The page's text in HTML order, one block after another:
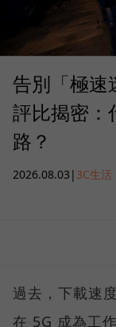
告別「極
評比揭密：
路？
2026.08.03 | 3C生活
過去，下載速
在 5G 成為工